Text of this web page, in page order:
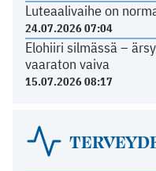
Luteaalivaihe on
24.07.2026 07:04
Elohiiri silmässä –
vaaraton vaiva
15.07.2026 08:17